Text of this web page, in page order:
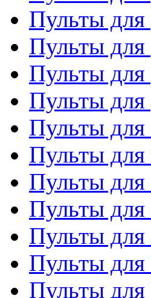
Пульты для
Пульты для
Пульты для
Пульты для
Пульты
Пульты
Пульты
Пульты
Пульты
Пульты
Пульты